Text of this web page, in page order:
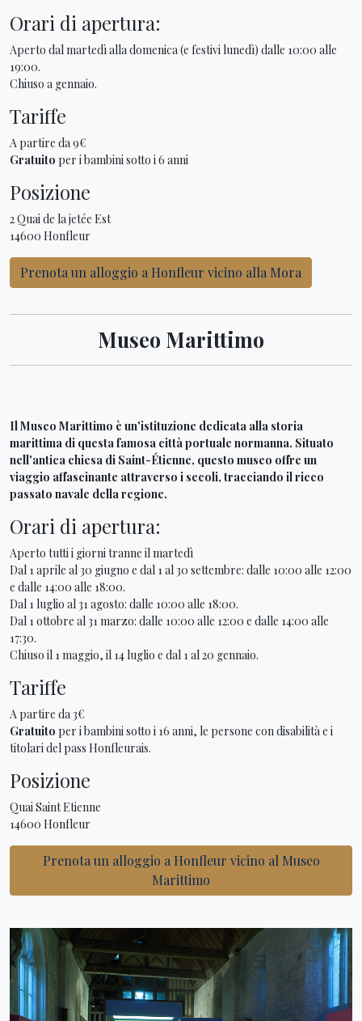
Orari di apertura:
Aperto dal martedì alla domenica (e festivi lunedì) dalle 10:00 alle
19:00.
Chiuso a gennaio.
Tariffe
A partire da 9€
Gratuito per i bambini sotto i 6 anni
Posizione
2 Quai de la jetée Est
14600 Honfleur
Prenota un alloggio a Honfleur vicino alla Mora
Museo Marittimo
Il Museo Marittimo è un'istituzione dedicata alla storia
marittima di questa famosa città portuale normanna. Situato
nell'antica chiesa di Saint-Étienne, questo museo offre un
viaggio affascinante attraverso i secoli, tracciando il ricco
passato navale della regione.
Orari di apertura:
Aperto tutti i giorni tranne il martedì
Dal 1 aprile al 30 giugno e dal 1 al 30 settembre: dalle 10:00 alle 12:00
e dalle 14:00 alle 18:00.
Dal 1 luglio al 31 agosto: dalle 10:00 alle 18:00.
Dal 1 ottobre al 31 marzo: dalle 10:00 alle 12:00 e dalle 14:00 alle
17:30.
Chiuso il 1 maggio, il 14 luglio e dal 1 al 20 gennaio.
Tariffe
A partire da 3€
Gratuito per i bambini sotto i 16 anni, le persone con disabilità e i
titolari del pass Honfleurais.
Posizione
Quai Saint Etienne
14600 Honfleur
Prenota un alloggio a Honfleur vicino al Museo
Marittimo